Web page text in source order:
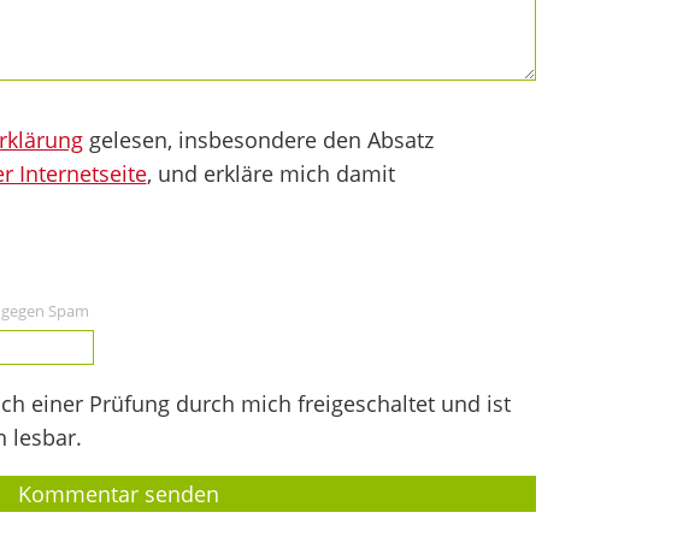
gelesen, insbesondere den Absatz
Internetseite, und erkläre mich damit
Spam
einer Prüfung durch mich freigeschaltet und ist
lesbar.